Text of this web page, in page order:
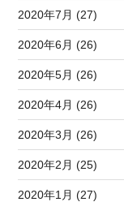
2020年7月 (27)
2020年6月 (26)
2020年5月 (26)
2020年4月 (26)
2020年3月 (26)
2020年2月 (25)
2020年1月 (27)